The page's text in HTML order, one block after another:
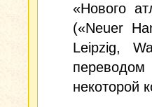
«Нового
(«Neuer
Leipzig,
некоторой